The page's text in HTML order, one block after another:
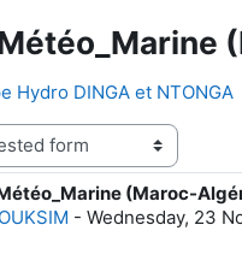
Hydro DINGA et NTONGA
(Maroc-
- Wednesday, 23
1